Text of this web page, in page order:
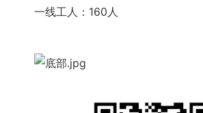
一线工人：160人